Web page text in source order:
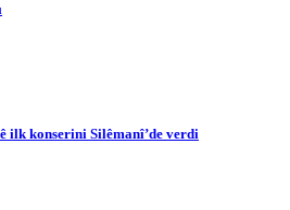
ilk konserini Silêmanî’de verdi